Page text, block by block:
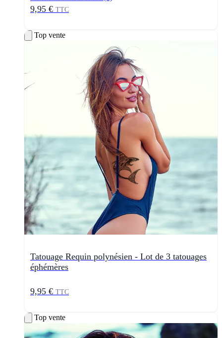
9,95 € TTC
Top vente
Tatouage Requin polynésien - Lot de 3 tatouages
éphémères
9,95 € TTC
Top vente